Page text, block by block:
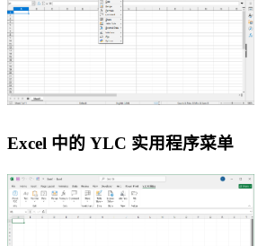
Excel 中的 YLC 实用程序菜单